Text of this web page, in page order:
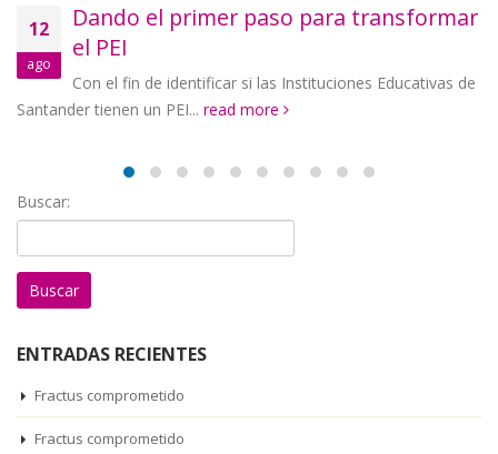
12
ago
Dando el primer paso para transformar
el PEI
Con el fin de identificar si las Instituciones Educativas de
Santander tienen un PEI...read more
Buscar:
ENTRADAS RECIENTES
Fractus comprometido
Fractus comprometido